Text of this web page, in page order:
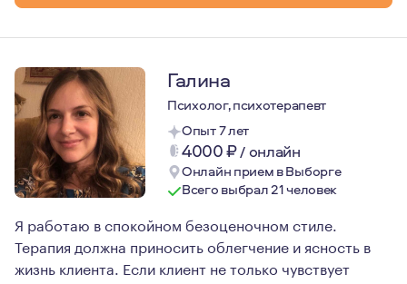
Галина
Психолог, психотерапевт
Опыт 7 лет
4000₽/ онлайн
Онлайн прием в Выборге
Всего выбрал 21 человек
Я работаю в спокойном безоценочном стиле.
Терапия должна приносить облегчение и ясность в
жизнь клиента. Если клиент не только чувствует